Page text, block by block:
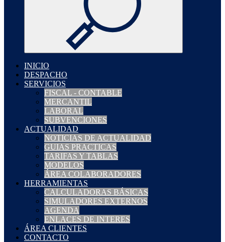
INICIO
DESPACHO
SERVICIOS
FISCAL - CONTABLE
MERCANTIL
LABORAL
SUBVENCIONES
ACTUALIDAD
NOTICIAS DE ACTUALIDAD
GUIAS PRACTICAS
TARIFAS Y TABLAS
MODELOS
ÁREA COLABORADORES
HERRAMIENTAS
CALCULADORAS BÁSICAS
SIMULADORES EXTERNOS
AGENDA
ENLACES DE INTERES
ÁREA CLIENTES
CONTACTO